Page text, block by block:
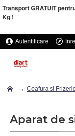
Transport GRATUIT
Kg !
Autentificare
Coafura si Frizerie
Aparat de